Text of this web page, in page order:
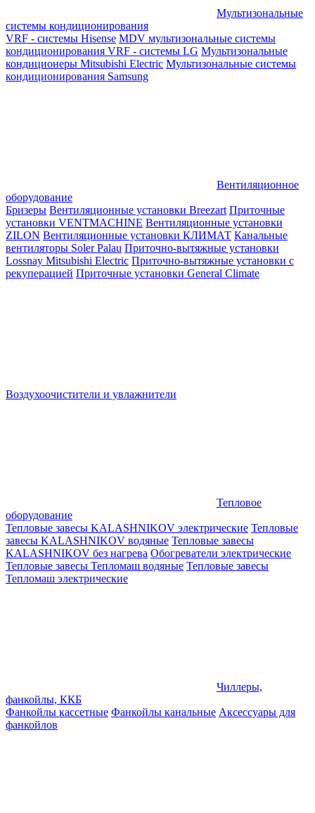
Мультизональные
системы кондиционирования
VRF - системы Hisense MDV мультизональные системы
кондиционирования VRF - системы LG Мультизональные
кондиционеры Mitsubishi Electric Мультизональные системы
кондиционирования Samsung
Вентиляционное
оборудование
Бризеры Вентиляционные установки Breezart Приточные
установки VENTMACHINE Вентиляционные установки
ZILON Вентиляционные установки КЛИМАТ Канальные
вентиляторы Soler Palau Приточно-вытяжные установки
Lossnay Mitsubishi Electric Приточно-вытяжные установки с
рекуперацией Приточные установки General Climate
Воздухоочистители и увлажнители
Тепловое
оборудование
Тепловые завесы KALASHNIKOV электрические Тепловые
завесы KALASHNIKOV водяные Тепловые завесы
KALASHNIKOV без нагрева Обогреватели электрические
Тепловые завесы Тепломаш водяные Тепловые завесы
Тепломаш электрические
Чиллеры,
фанкойлы, ККБ
Фанкойлы кассетные Фанкойлы канальные Аксессуары для
фанкойлов